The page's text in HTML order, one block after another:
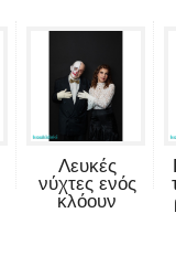
Λευκές
νύχτες ενός
κλόουν